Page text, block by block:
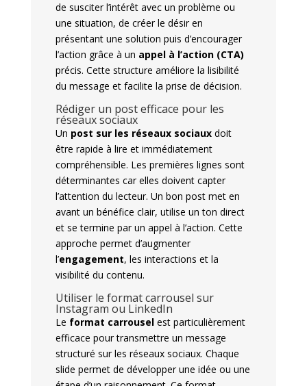
de susciter l’intérêt avec un problème ou
une situation, de créer le désir en
présentant une solution puis d’encourager
l’action grâce à un appel à l’action (CTA)
précis. Cette structure améliore la lisibilité
du message et facilite la prise de décision.
Rédiger un post efficace pour les
réseaux sociaux
Un post sur les réseaux sociauxdoit
être rapide à lire et immédiatement
compréhensible. Les premières lignes sont
déterminantes car elles doivent capter
l’attention du lecteur. Un bon post met en
avant un bénéfice clair, utilise un ton direct
et se termine par un appel à l’action. Cette
approche permet d’augmenter
l’engagement, les interactions et la
visibilité du contenu.
Utiliser le format carrousel sur
Instagram ou LinkedIn
Le format carrouselest particulièrement
efficace pour transmettre un message
structuré sur les réseaux sociaux. Chaque
slide permet de développer une idée ou une